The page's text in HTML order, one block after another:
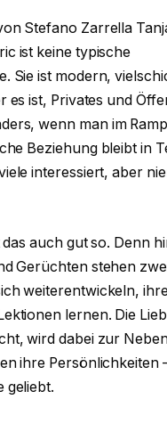
Stefano Zarrella
ist keine typische
Sie ist modern,
es ist, Privates und
wenn man im
Beziehung bleibt in
interessiert, aber
auch gut so. Denn
Gerüchten stehen
weiterentwickeln,
lernen. Die
wird dabei zur
ihre Persönlichkeiten
geliebt.